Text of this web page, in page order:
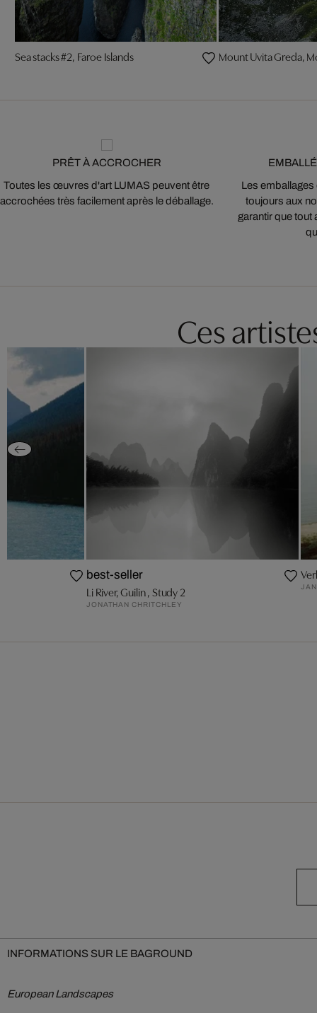
Sea stacks #2, Faroe Islands Mount Uvita Greda,
PRÊT À ACCROCHER
Toutes les œuvres d'art LUMAS peuvent être
accrochées très facilement après le déballage.
Les
toujours aux
garantir que tout
Ces
best-seller
Li River, Guilin , Study 2
JONATHAN CHRITCHLEY
INFORMATIONS SUR LE BAGROUND
European Landscapes